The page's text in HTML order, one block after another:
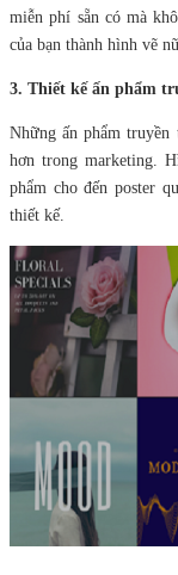
miễn phí sẵn có mà
của bạn thành hình vẽ
3. Thiết kế ấn phẩm
Những ấn phẩm truyền
hơn trong marketing.
phẩm cho đến poster
thiết kế.